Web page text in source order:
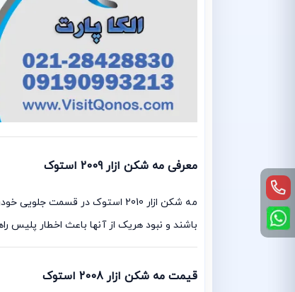
معرفی مه شکن ازار 2009 استوک
مه شکن ازار 2010 استوک در
باشند و نبود هریک از آنها باعث اخطار پلیس
قیمت مه شکن ازار 2008 استوک